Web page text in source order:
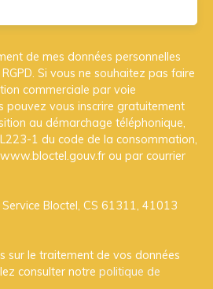
de mes données personnelles
Si vous ne souhaitez pas faire
commerciale par voie
pouvez vous inscrire gratuitement
au démarchage téléphonique,
1 du code de la consommation,
ou par courrier
Bloctel, CS 61311, 41013
sur le traitement de vos données
consulter notre politique de